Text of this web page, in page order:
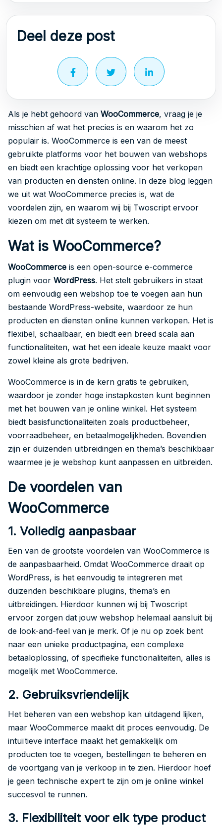
Deel deze post
Als je hebt gehoord van WooCommerce, vraag je je
misschien af wat het precies is en waarom het zo
populair is. WooCommerce is een van de meest
gebruikte platforms voor het bouwen van webshops
en biedt een krachtige oplossing voor het verkopen
van producten en diensten online. In deze blog leggen
we uit wat WooCommerce precies is, wat de
voordelen zijn, en waarom wij bij Twoscript ervoor
kiezen om met dit systeem te werken.
Wat is WooCommerce?
WooCommerce is een open-source e-commerce
plugin voor WordPress. Het stelt gebruikers in staat
om eenvoudig een webshop toe te voegen aan hun
bestaande WordPress-website, waardoor ze hun
producten en diensten online kunnen verkopen. Het is
flexibel, schaalbaar, en biedt een breed scala aan
functionaliteiten, wat het een ideale keuze maakt voor
zowel kleine als grote bedrijven.
WooCommerce is in de kern gratis te gebruiken,
waardoor je zonder hoge instapkosten kunt beginnen
met het bouwen van je online winkel. Het systeem
biedt basisfunctionaliteiten zoals productbeheer,
voorraadbeheer, en betaalmogelijkheden. Bovendien
zijn er duizenden uitbreidingen en thema’s beschikbaar
waarmee je je webshop kunt aanpassen en uitbreiden.
De voordelen van
WooCommerce
1. Volledig aanpasbaar
Een van de grootste voordelen van WooCommerce is
de aanpasbaarheid. Omdat WooCommerce draait op
WordPress, is het eenvoudig te integreren met
duizenden beschikbare plugins, thema’s en
uitbreidingen. Hierdoor kunnen wij bij Twoscript
ervoor zorgen dat jouw webshop helemaal aansluit bij
de look-and-feel van je merk. Of je nu op zoek bent
naar een unieke productpagina, een complexe
betaaloplossing, of specifieke functionaliteiten, alles is
mogelijk met WooCommerce.
2. Gebruiksvriendelijk
Het beheren van een webshop kan uitdagend lijken,
maar WooCommerce maakt dit proces eenvoudig. De
intuïtieve interface maakt het gemakkelijk om
producten toe te voegen, bestellingen te beheren en
de voortgang van je verkoop in te zien. Hierdoor hoef
je geen technische expert te zijn om je online winkel
succesvol te runnen.
3. Flexibiliteit voor elk type product